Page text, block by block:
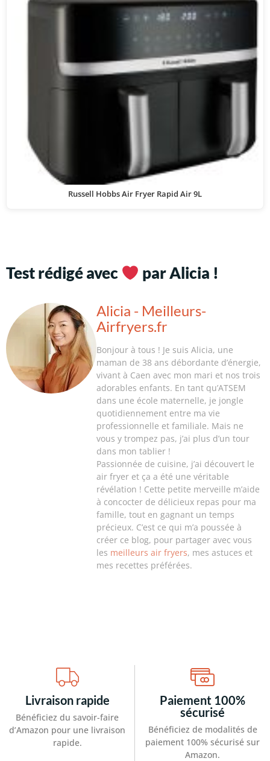
Russell Hobbs Air Fryer Rapid Air 9L
Test rédigé avec par Alicia !
Alicia - Meilleurs-
Airfryers.fr
Bonjour à tous ! Je suis Alicia, une
maman de 38 ans débordante d’énergie,
vivant à Caen avec mon mari et nos trois
adorables enfants. En tant qu’ATSEM
dans une école maternelle, je jongle
quotidiennement entre ma vie
professionnelle et familiale. Mais ne
vous y trompez pas, j’ai plus d’un tour
dans mon tablier !
Passionnée de cuisine, j’ai découvert le
air fryer et ça a été une véritable
révélation ! Cette petite merveille m’aide
à concocter de délicieux repas pour ma
famille, tout en gagnant un temps
précieux. C’est ce qui m’a poussée à
créer ce blog, pour partager avec vous
les meilleurs air fryers, mes astuces et
mes recettes préférées.
Livraison rapide
Bénéficiez du savoir-faire
d’Amazon pour une livraison
rapide.
Paiement 100%
sécurisé
Bénéficiez de modalités de
paiement 100% sécurisé sur
Amazon.